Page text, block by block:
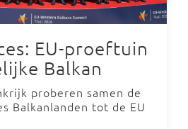
EU-proeftuin
Balkan
proberen samen de
Balkanlanden tot de EU